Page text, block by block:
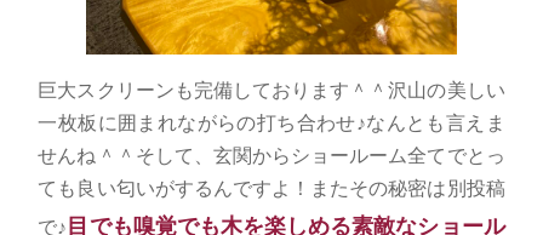
巨大スクリーンも完備しております＾＾沢山の美しい
一枚板に囲まれながらの打ち合わせ♪なんとも言えま
せんね＾＾そして、玄関からショールーム全てでとっ
ても良い匂いがするんですよ！またその秘密は別投稿
で♪目でも嗅覚でも木を楽しめる素敵なショール